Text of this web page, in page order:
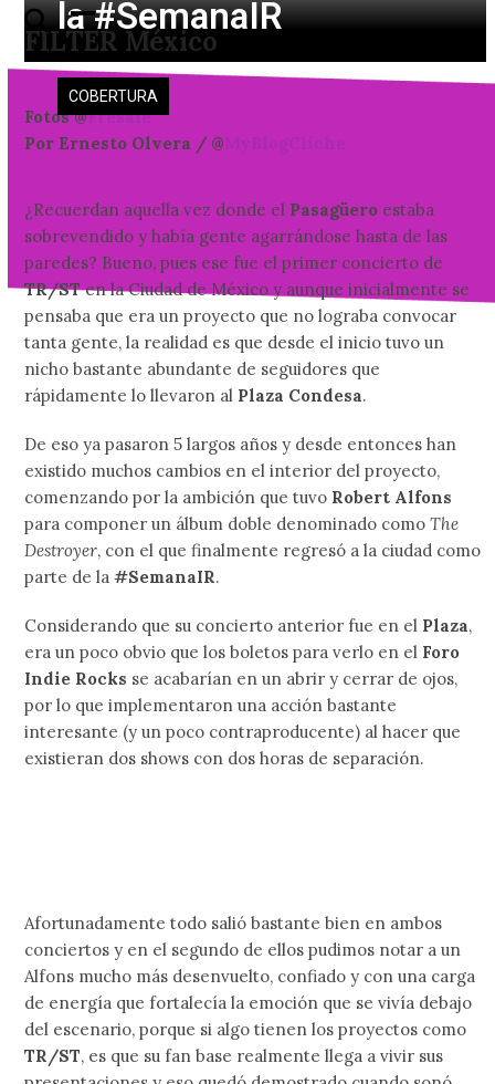
Skip
content
FILTER México
Open
mobile
menu
Close
mobile
menu
COBERTURA
la #SemanaIR
Fotos @Fresale
Por Ernesto Olvera / @MyBlogCliche
¿Recuerdan aquella vez donde el Pasagüero estaba
sobrevendido y había gente agarrándose hasta de las
paredes? Bueno, pues ese fue el primer concierto de
TR/STen la Ciudad de México y aunque inicialmente se
pensaba que era un proyecto que no lograba convocar
tanta gente, la realidad es que desde el inicio tuvo un
nicho bastante abundante de seguidores que
rápidamente lo llevaron al Plaza Condesa.
De eso ya pasaron 5 largos años y desde entonces han
existido muchos cambios en el interior del proyecto,
comenzando por la ambición que tuvo Robert Alfons
para componer un álbum doble denominado comoThe
Destroyer, con el que finalmente regresó a la ciudad como
parte de la#SemanaIR.
Considerando que su concierto anterior fue en el Plaza,
era un poco obvio que los boletos para verlo en el Foro
Indie Rocks se acabarían en un abrir y cerrar de ojos,
por lo que implementaron una acción bastante
interesante (y un poco contraproducente) al hacer que
existieran dos shows con dos horas de separación.
Afortunadamente todo salió bastante bien en ambos
conciertos y en el segundo de ellos pudimos notar a un
Alfons mucho más desenvuelto, confiado y con una carga
de energía que fortalecía la emoción que se vivía debajo
del escenario, porque si algo tienen los proyectos como
TR/ST, es que su fan base realmente llega a vivir sus